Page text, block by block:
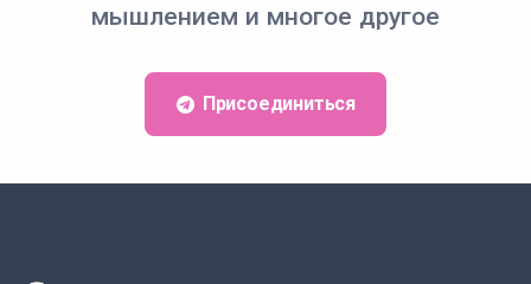
мышлением и многое другое
Присоединиться